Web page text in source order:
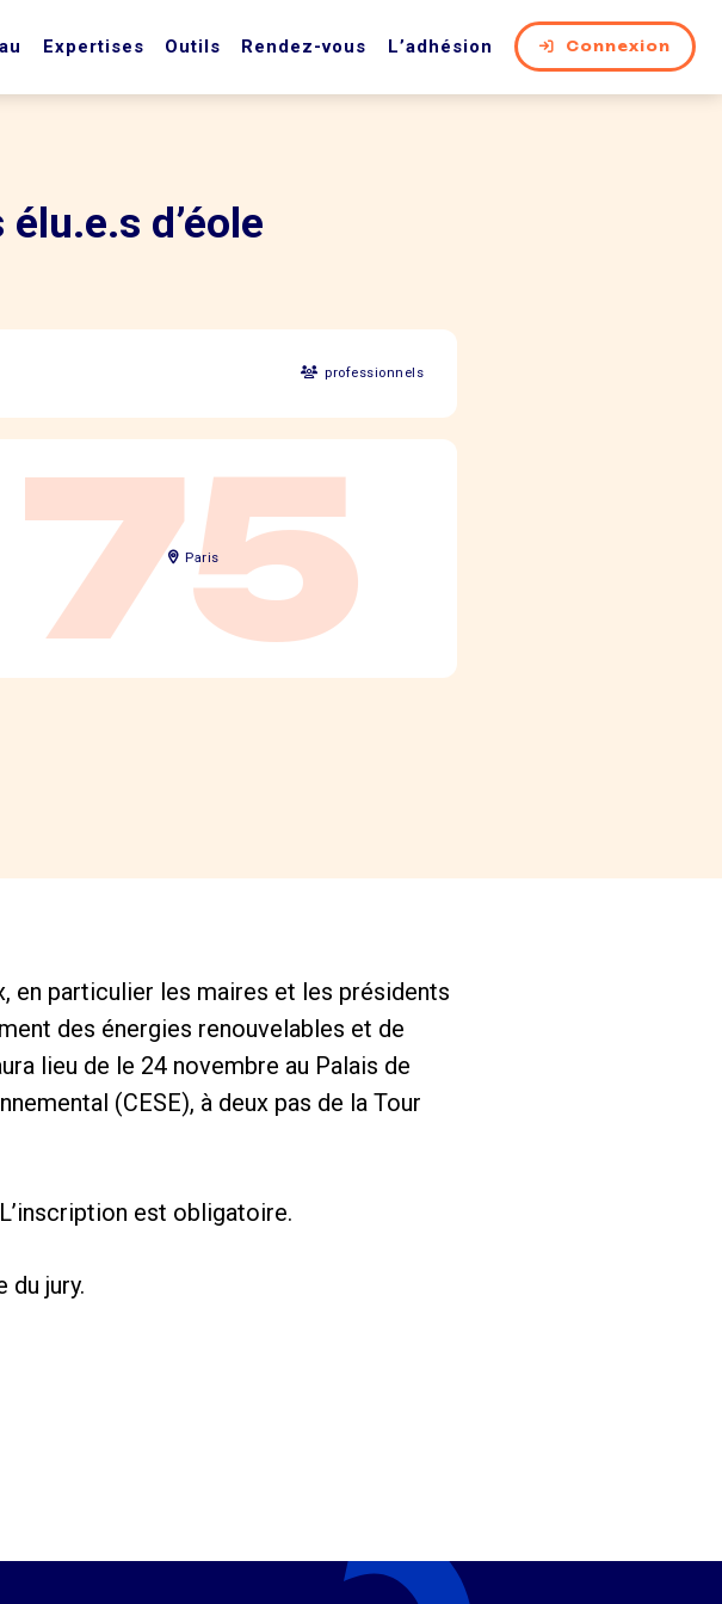
Expertises Outils Rendez-vous L’adhésion Connexion
d’éole
professionnels
75
Paris
en particulier les maires et les présidents
des énergies renouvelables et de
lieu de le 24 novembre au Palais de
(CESE), à deux pas de la Tour
est obligatoire.
du jury.